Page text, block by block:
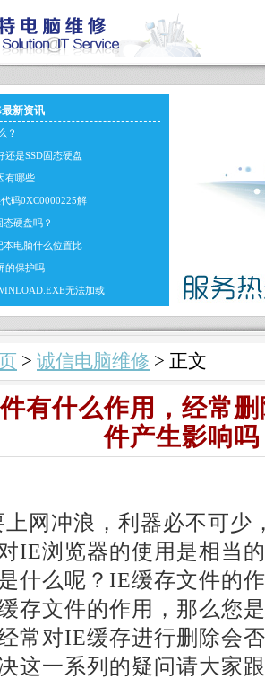
新资讯
？
还是SSD固态硬盘
有哪些
码0XC0000225解
态硬盘吗？
本电脑什么位置比
的保护吗
无法加载
> 诚信电脑维修 > 正文
有什么作用，经常
件产生影响吗
网冲浪，利器必不可少
IE浏览器的使用是相当
什么呢？IE缓存文件的
存文件的作用，那么您
常对IE缓存进行删除会
这一系列的疑问请大家